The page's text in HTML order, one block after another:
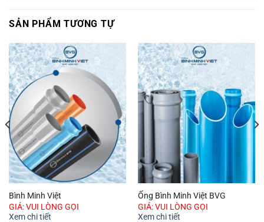
SẢN PHẨM TƯƠNG TỰ
Bình Minh Việt
GIÁ: VUI LÒNG GỌI
Xem chi tiết
Ống Bình Minh Việt BVG
GIÁ: VUI LÒNG GỌI
Xem chi tiết